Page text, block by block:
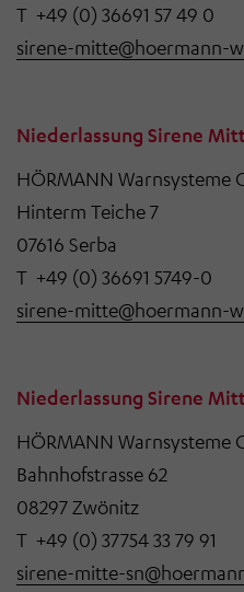
„Einwilligung
Schaltfläche
T +49 (0) 36691 57 49 0
sirene-mitte@hoermann-
Niederlassung Sirene
HÖRMANN Warnsysteme
Hinterm Teiche 7
07616 Serba
T +49 (0) 36691 5749-0
sirene-mitte@hoermann-
Niederlassung Sirene
HÖRMANN Warnsysteme
Bahnhofstrasse 62
08297 Zwönitz
T +49 (0) 37754 33 79 91
sirene-mitte-